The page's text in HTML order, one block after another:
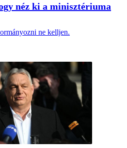
néz ki a minisztériuma
ne kelljen.